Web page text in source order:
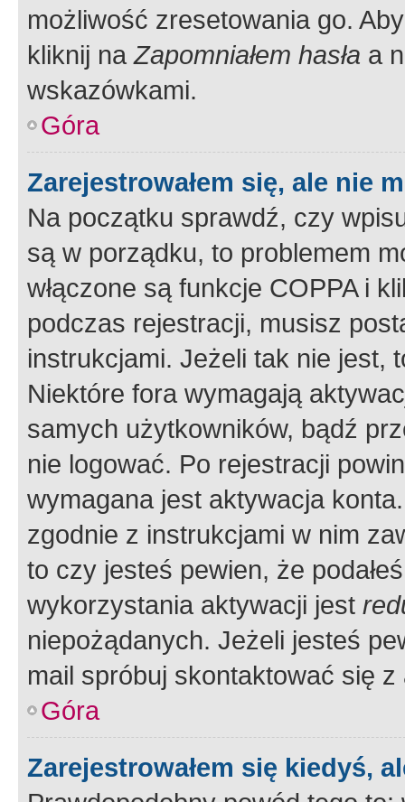
możliwość zresetowania go.
kliknij naZapomniałem hasła a
wskazówkami.
Góra
Zarejestrowałem się, ale nie
Na początku sprawdź, czy
są w porządku, to problemem
włączone są funkcje COPPA i
podczas rejestracji, musisz
instrukcjami. Jeżeli tak nie jest,
Niektóre fora wymagają
samych użytkowników, bądź
nie logować. Po rejestracji
wymagana jest aktywacja
zgodnie z instrukcjami w nim
to czy jesteś pewien, że
wykorzystania aktywacji jest
niepożądanych. Jeżeli jesteś
mail spróbuj skontaktować się
Góra
Zarejestrowałem się kiedyś,